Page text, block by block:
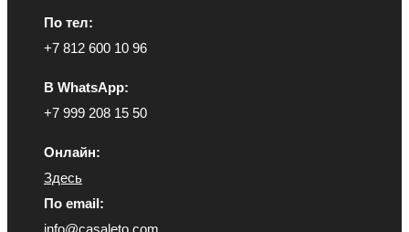
По тел:
+7 812 600 10 96
В WhatsApp:
+7 999 208 15 50
Онлайн:
Здесь
По email: